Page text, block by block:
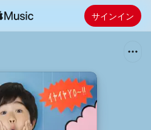
サインイン
をインストール